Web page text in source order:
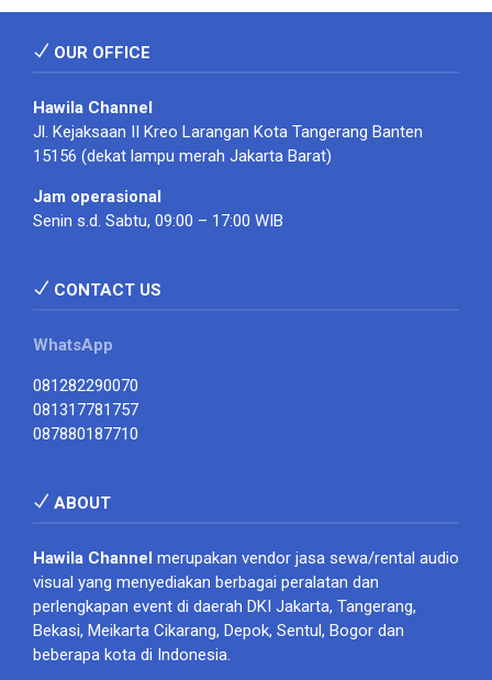
OUR OFFICE
Hawila Channel
Jl. Kejaksaan II Kreo Larangan Kota Tangerang Banten
15156 (dekat lampu merah Jakarta Barat)
Jam operasional
Senin s.d. Sabtu, 09:00 – 17:00 WIB
CONTACT US
WhatsApp
081282290070
081317781757
087880187710
ABOUT
Hawila Channel merupakan vendor jasa sewa/rental audio
visual yang menyediakan berbagai peralatan dan
perlengkapan event di daerah DKI Jakarta, Tangerang,
Bekasi, Meikarta Cikarang, Depok, Sentul, Bogor dan
beberapa kota di Indonesia.